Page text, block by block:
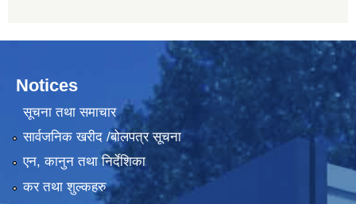
Notices
सूचना तथा समाचार
सार्वजनिक खरीद /बोलपत्र सूचना
एन, कानुन तथा निर्देशिका
कर तथा शुल्कहरु